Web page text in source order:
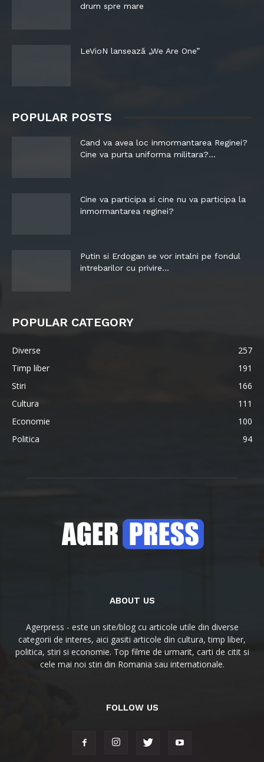
drum spre mare
LeVioN lansează „We Are One”
POPULAR POSTS
Cand va avea loc inmormantarea Reginei?
Cine va purta uniforma militara?...
Cine va participa si cine nu va participa la
inmormantarea reginei?
Putin si Erdogan se vor intalni pe fondul
intrebarilor cu privire...
POPULAR CATEGORY
Diverse
257
Timp liber
191
Stiri
166
Cultura
111
Economie
100
Politica
94
ABOUT US
Agerpress - este un site/blog cu articole utile din diverse
categorii de interes, aici gasiti articole din cultura, timp liber,
politica, stiri si economie. Top filme de urmarit, carti de citit si
cele mai noi stiri din Romania sau internationale.
FOLLOW US